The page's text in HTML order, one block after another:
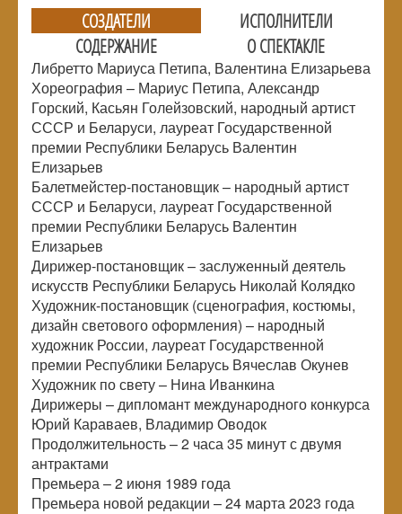
СОЗДАТЕЛИ
ИСПОЛНИТЕЛИ
СОДЕРЖАНИЕ
О СПЕКТАКЛЕ
Либретто Мариуса Петипа, Валентина Елизарьева
Хореография – Мариус Петипа, Александр
Горский, Касьян Голейзовский, народный артист
СССР и Беларуси, лауреат Государственной
премии Республики Беларусь Валентин
Елизарьев
Балетмейстер-постановщик – народный артист
СССР и Беларуси, лауреат Государственной
премии Республики Беларусь Валентин
Елизарьев
Дирижер-постановщик – заслуженный деятель
искусств Республики Беларусь Николай Колядко
Художник-постановщик (сценография, костюмы,
дизайн светового оформления) – народный
художник России, лауреат Государственной
премии Республики Беларусь Вячеслав Окунев
Художник по свету – Нина Иванкина
Дирижеры – дипломант международного конкурса
Юрий Караваев, Владимир Оводок
Продолжительность – 2 часа 35 минут с двумя
антрактами
Премьера – 2 июня 1989 года
Премьера новой редакции – 24 марта 2023 года